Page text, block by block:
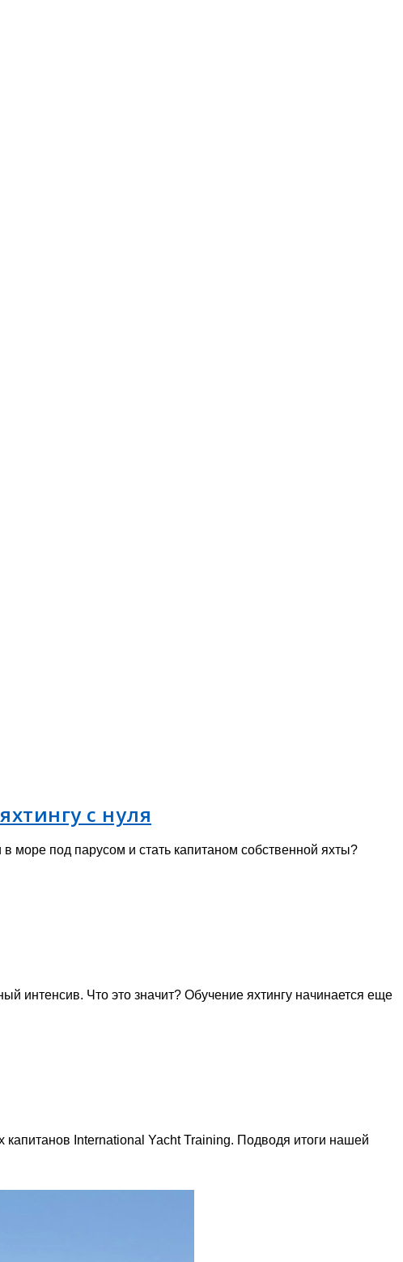
с нуля
море под парусом и стать капитаном собственной яхты?
интенсив. Что это значит? Обучение яхтингу начинается еще
International Yacht Training. Подводя итоги нашей